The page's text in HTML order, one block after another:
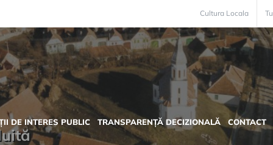
Cultura Locala
DE INTERES PUBLIC TRANSPARENȚĂ DECIZIONALĂ CONTACT